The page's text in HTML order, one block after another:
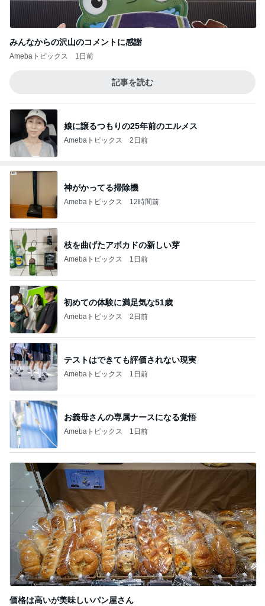
みんなからの沢山のコメントに感謝
Amebaトピックス 1日前
記事を読む
娘に譲るつもりの25年前のエルメス
Amebaトピックス 2日前
神がかってる掃除機
Amebaトピックス 12時間前
枝を曲げたアボカドの新しい芽
Amebaトピックス 1日前
初めての体験に満足気な51歳
Amebaトピックス 2日前
テストはできても評価されない現実
Amebaトピックス 1日前
お義母さんの専属ナースになる覚悟
Amebaトピックス 1日前
価格は高いが美味しいパン屋さん